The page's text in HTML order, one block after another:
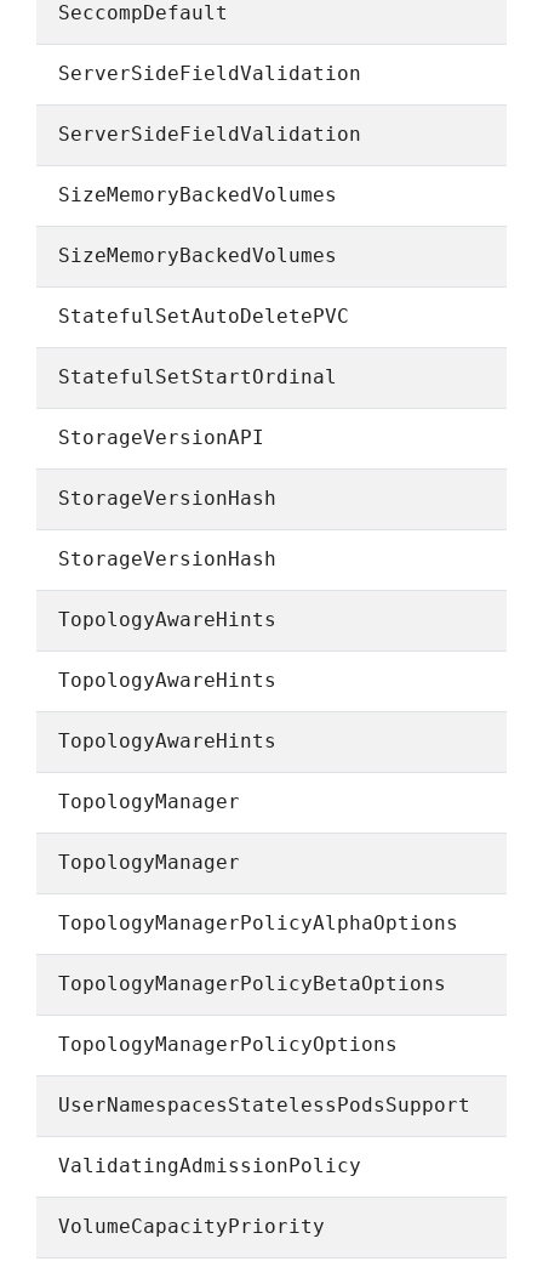
SeccompDefault
ServerSideFieldValidation
ServerSideFieldValidation
SizeMemoryBackedVolumes
SizeMemoryBackedVolumes
StatefulSetAutoDeletePVC
StatefulSetStartOrdinal
StorageVersionAPI
StorageVersionHash
StorageVersionHash
TopologyAwareHints
TopologyAwareHints
TopologyAwareHints
TopologyManager
TopologyManager
TopologyManagerPolicyAlphaOptions
TopologyManagerPolicyBetaOptions
TopologyManagerPolicyOptions
UserNamespacesStatelessPodsSupport
ValidatingAdmissionPolicy
VolumeCapacityPriority